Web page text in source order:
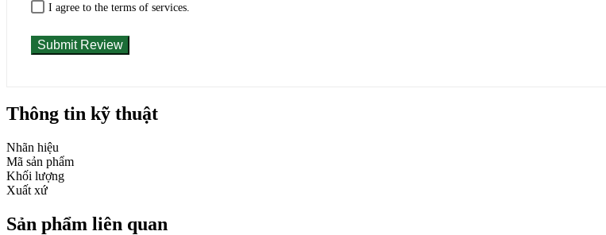
I agree to the terms of services.
Thông tin kỹ thuật
Nhãn hiệu
Mã sản phẩm
Khối lượng
Xuất xứ
Sản phẩm liên quan